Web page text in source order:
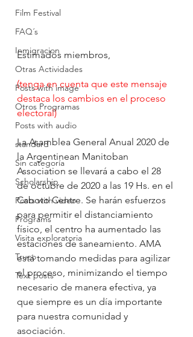
Film Festival
FAQ´s
Inmigracion
Otras Actividades
Posts with image
Otros Programas
Posts with audio
standard
Sin categoría
Scholarship
Posts with video
Programs
Visita exploratoria
Truco
Text posts
Estimados miembros,
(tenga en cuenta que este mensaje
destaca los cambios en el proceso
electoral)
La Asamblea General Anual 2020 de
la Argentinean Manitoban
Association se llevará a cabo el 28
de octubre de 2020 a las 19 Hs. en el
Caboto Centre. Se harán esfuerzos
para permitir el distanciamiento
físico, el centro ha aumentado las
estaciones de saneamiento. AMA
está tomando medidas para agilizar
el proceso, minimizando el tiempo
necesario de manera efectiva, ya
que siempre es un día importante
para nuestra comunidad y
asociación.